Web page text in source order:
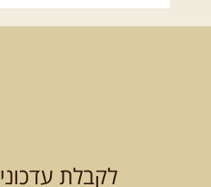
הגליל ונחל צלמון
נצא מצומת גולנו למסע שטח מרתק
לקבלת עדכוני